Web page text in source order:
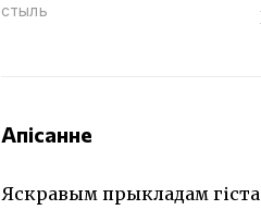
стыль
Апісанне
Яскравым прыкладам